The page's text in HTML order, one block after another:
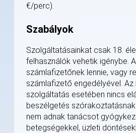
€/perc).
Szabályok
Szolgáltatásainkat csak 18.
felhasználók vehetik igénybe.
számlafizetőnek lennie, vagy
számlafizető engedélyével. Az
szolgáltatás esetében nincs
beszélgetés
nem adnak tanácsot
betegségekkel, üzleti